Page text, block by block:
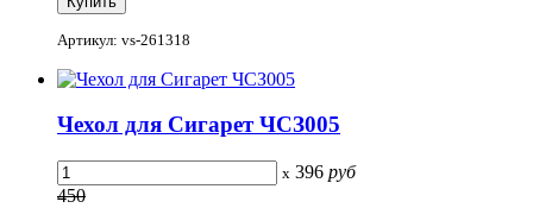
Артикул: vs-261318
Чехол для Сигарет ЧСЗ005
x 396 руб
450